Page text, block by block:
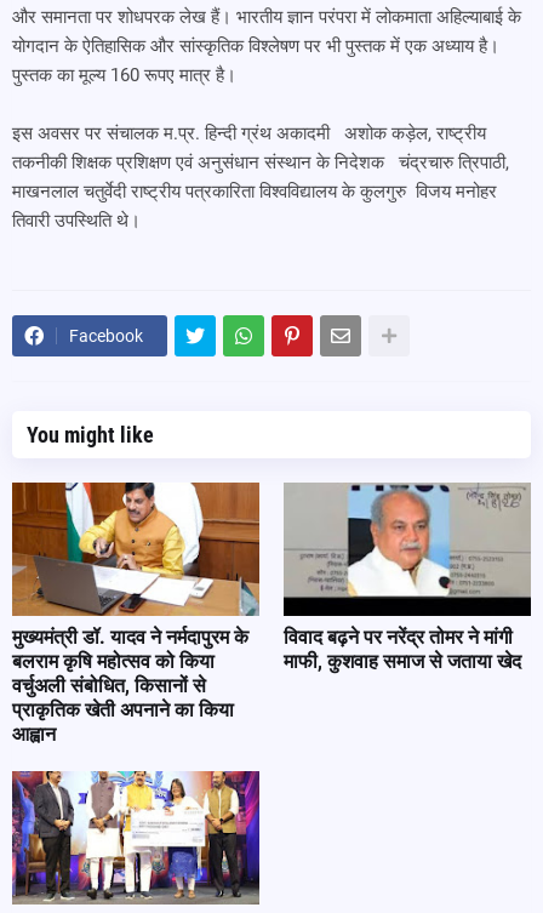
और समानता पर शोधपरक लेख हैं। भारतीय ज्ञान परंपरा में लोकमाता अहिल्याबाई के
योगदान के ऐतिहासिक और सांस्कृतिक विश्लेषण पर भी पुस्तक में एक अध्याय है।
पुस्तक का मूल्य 160 रूपए मात्र है।
इस अवसर पर संचालक म.प्र. हिन्दी ग्रंथ अकादमी अशोक कड़ेल, राष्ट्रीय
तकनीकी शिक्षक प्रशिक्षण एवं अनुसंधान संस्थान के निदेशक चंद्रचारु त्रिपाठी,
माखनलाल चतुर्वेदी राष्ट्रीय पत्रकारिता विश्वविद्यालय के कुलगुरु विजय मनोहर
तिवारी उपस्थिति थे।
Facebook
You might like
मुख्यमंत्री डॉ. यादव ने नर्मदापुरम के
बलराम कृषि महोत्सव को किया
वर्चुअली संबोधित, किसानों से
प्राकृतिक खेती अपनाने का किया
आह्वान
विवाद बढ़ने पर नरेंद्र तोमर ने मांगी
माफी, कुशवाह समाज से जताया खेद